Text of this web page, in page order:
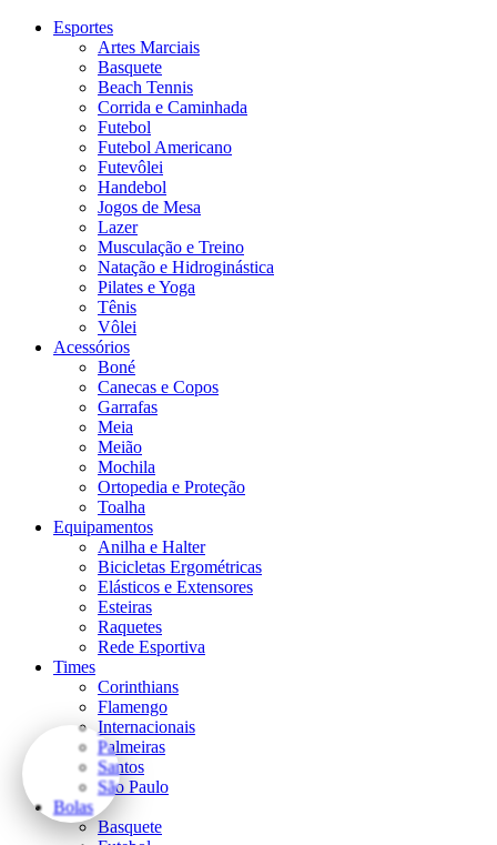
Esportes
Artes Marciais
Basquete
Beach Tennis
Corrida e Caminhada
Futebol
Futebol Americano
Futevôlei
Handebol
Jogos de Mesa
Lazer
Musculação e Treino
Natação e Hidroginástica
Pilates e Yoga
Tênis
Vôlei
Acessórios
Boné
Canecas e Copos
Garrafas
Meia
Meião
Mochila
Ortopedia e Proteção
Toalha
Equipamentos
Anilha e Halter
Bicicletas Ergométricas
Elásticos e Extensores
Esteiras
Raquetes
Rede Esportiva
Times
Corinthians
Flamengo
Internacionais
Palmeiras
Santos
São Paulo
Bolas
Basquete